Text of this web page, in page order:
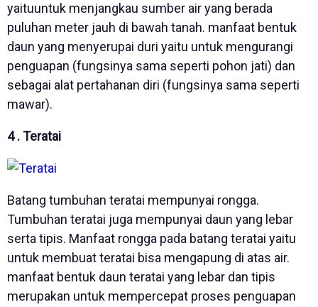
yaituuntuk menjangkau sumber air yang berada
puluhan meter jauh di bawah tanah. manfaat bentuk
daun yang menyerupai duri yaitu untuk mengurangi
penguapan (fungsinya sama seperti pohon jati) dan
sebagai alat pertahanan diri (fungsinya sama seperti
mawar).
4 . Teratai
Batang tumbuhan teratai mempunyai rongga.
Tumbuhan teratai juga mempunyai daun yang lebar
serta tipis. Manfaat rongga pada batang teratai yaitu
untuk membuat teratai bisa mengapung di atas air.
manfaat bentuk daun teratai yang lebar dan tipis
merupakan untuk mempercepat proses penguapan